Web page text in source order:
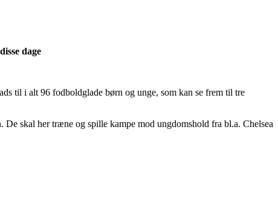
dage
til i alt 96 fodboldglade børn og unge, som kan se frem til tre
skal her træne og spille kampe mod ungdomshold fra bl.a. Chelsea